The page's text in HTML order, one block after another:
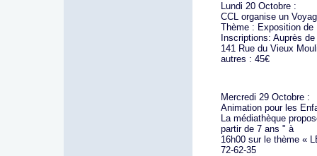
Lundi 20 Octobre :
CCL organise un
Thème : Exposition de
Inscriptions: Auprès
141 Rue du Vieux
autres : 45€
Mercredi 29 Octobre :
Animation pour les
La médiathèque
partir de 7 ans " à
16h00 sur le thème «
72-62-35